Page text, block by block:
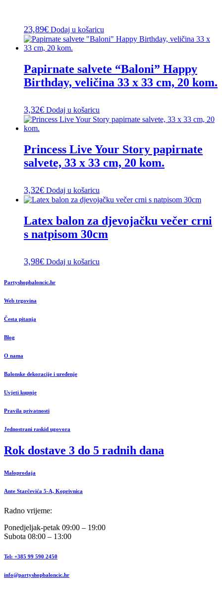
23,89€ Dodaj u košaricu
Papirnate salvete “Baloni” Happy
Birthday, veličina 33 x 33 cm, 20 kom.
3,32€ Dodaj u košaricu
Princess Live Your Story papirnate
salvete, 33 x 33 cm, 20 kom.
3,32€ Dodaj u košaricu
Latex balon za djevojačku večer crni
s natpisom 30cm
3,98€ Dodaj u košaricu
Partyshopbaloncic.hr
Web trgovina
Česta pitanja
Blog
O nama
Balonske dekoracije i uređenje
Uvjeti kupnje
Pravila privatnosti
Jednostrani raskid ugovora
Rok dostave 3 do 5 radnih dana
Maloprodaja
Ante Starčevića 5-A, Koprivnica
Radno vrijeme:
Ponedjeljak-petak 09:00 – 19:00
Subota 08:00 – 13:00
Tel: +385 99 590 2450
info@partyshopbaloncic.hr